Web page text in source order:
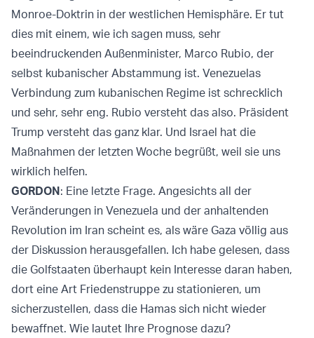
Monroe-Doktrin in der westlichen Hemisphäre. Er tut
dies mit einem, wie ich sagen muss, sehr
beeindruckenden Außenminister, Marco Rubio, der
selbst kubanischer Abstammung ist. Venezuelas
Verbindung zum kubanischen Regime ist schrecklich
und sehr, sehr eng. Rubio versteht das also. Präsident
Trump versteht das ganz klar. Und Israel hat die
Maßnahmen der letzten Woche begrüßt, weil sie uns
wirklich helfen.
GORDON: Eine letzte Frage. Angesichts all der
Veränderungen in Venezuela und der anhaltenden
Revolution im Iran scheint es, als wäre Gaza völlig aus
der Diskussion herausgefallen. Ich habe gelesen, dass
die Golfstaaten überhaupt kein Interesse daran haben,
dort eine Art Friedenstruppe zu stationieren, um
sicherzustellen, dass die Hamas sich nicht wieder
bewaffnet. Wie lautet Ihre Prognose dazu?